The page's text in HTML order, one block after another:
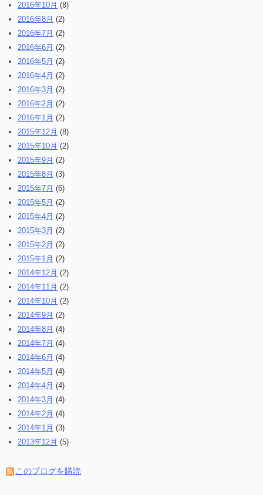
2016年10月 (8)
2016年8月 (2)
2016年7月 (2)
2016年6月 (2)
2016年5月 (2)
2016年4月 (2)
2016年3月 (2)
2016年2月 (2)
2016年1月 (2)
2015年12月 (8)
2015年10月 (2)
2015年9月 (2)
2015年8月 (3)
2015年7月 (6)
2015年5月 (2)
2015年4月 (2)
2015年3月 (2)
2015年2月 (2)
2015年1月 (2)
2014年12月 (2)
2014年11月 (2)
2014年10月 (2)
2014年9月 (2)
2014年8月 (4)
2014年7月 (4)
2014年6月 (4)
2014年5月 (4)
2014年4月 (4)
2014年3月 (4)
2014年2月 (4)
2014年1月 (3)
2013年12月 (5)
このブログを購読